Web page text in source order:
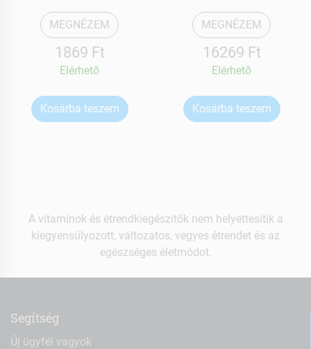
MEGNÉZEM
1869 Ft
Elérhetõ
Kosárba teszem
MEGNÉZEM
16269 Ft
Elérhetõ
Kosárba teszem
A vitaminok és étrendkiegészítők nem helyettesítik a
kiegyensúlyozott, változatos, vegyes étrendet és az
egészséges életmódot.
Segítség
Új ügyfél vagyok